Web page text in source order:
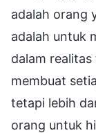
adalah orang
adalah untuk
dalam
membuat
tetapi lebih
orang untuk